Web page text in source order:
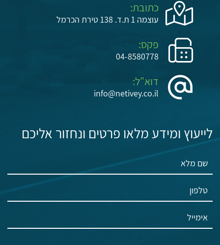
כתובת:
עוצמה 1 ת.ד. 138 טירת הכרמל
פקס:
04-8580778
דוא"ל:
info@netivey.co.il
לייעוץ ומידע מלאו פרטים ונחזור אליכם